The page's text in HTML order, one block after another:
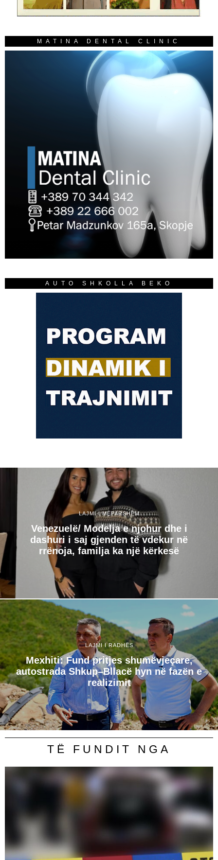
MATINA DENTAL CLINIC
AUTO SHKOLLA BEKO
LAJMI I MËPARSHËM
Venezuelë/ Modelja e njohur dhe i
dashuri i saj gjenden të vdekur në
rrënoja, familja ka një kërkesë
LAJMI I RADHËS
Mexhiti: Fund pritjes shumëvjeçare,
autostrada Shkup–Bllacë hyn në fazën e
realizimit
TË FUNDIT NGA